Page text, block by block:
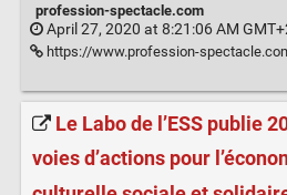
profession-spectacle.com
April 27, 2020 at 8:21:06 AM
https://www.profession-spectacle.com/
Le Labo de l’ESS publie
voies d’actions pour